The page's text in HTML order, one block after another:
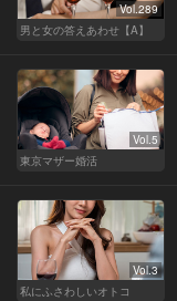
Vol.289
男と女の答えあわせ【A】
Vol.5
東京マザー婚活
Vol.3
私にふさわしいオトコ